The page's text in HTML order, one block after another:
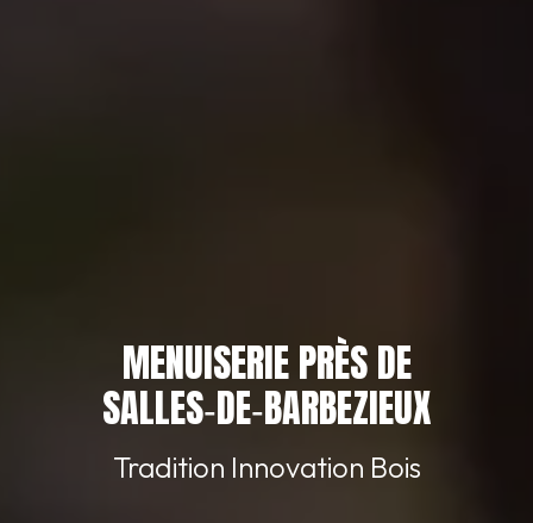
MENUISERIE PRÈS DE
SALLES‑DE‑BARBEZIEUX
Tradition Innovation Bois